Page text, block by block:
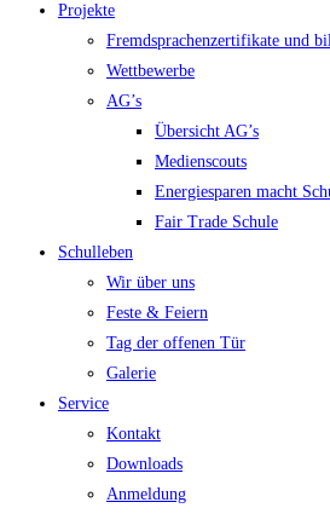
Projekte
Fremdsprachenzertifikate und
Wettbewerbe
AG’s
Übersicht AG’s
Medienscouts
Energiesparen macht
Fair Trade Schule
Schulleben
Wir über uns
Feste & Feiern
Tag der offenen Tür
Galerie
Service
Kontakt
Downloads
Anmeldung